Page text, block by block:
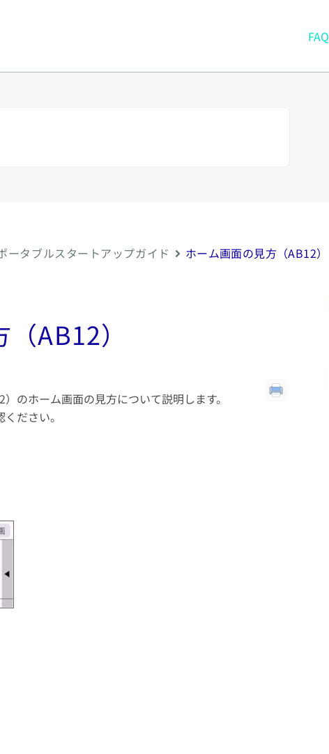
FAQ
ータブルスタートアップガイド ホーム画面の見方（AB12）
AB12）
のホーム画面の見方について説明します。
ださい。